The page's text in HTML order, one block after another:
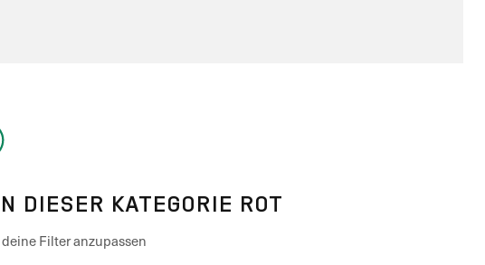
DIESER KATEGORIE ROT
Filter anzupassen